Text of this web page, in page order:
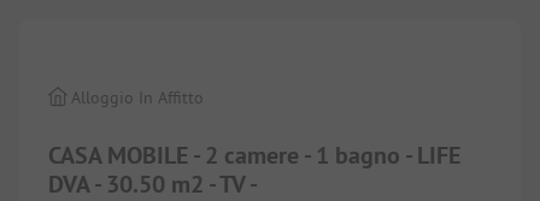
CASA MOBILE - 2 camere - 1 bagno - LIFE
DVA - 30.50 m2 - TV -
Alloggio In Affitto